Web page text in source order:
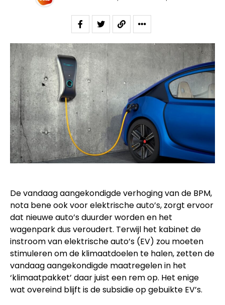
De vandaag aangekondigde verhoging van de BPM,
nota bene ook voor elektrische auto’s, zorgt ervoor
dat nieuwe auto’s duurder worden en het
wagenpark dus veroudert. Terwijl het kabinet de
instroom van elektrische auto’s (EV) zou moeten
stimuleren om de klimaatdoelen te halen, zetten de
vandaag aangekondigde maatregelen in het
‘klimaatpakket’ daar juist een rem op. Het enige
wat overeind blijft is de subsidie op gebuikte EV’s.